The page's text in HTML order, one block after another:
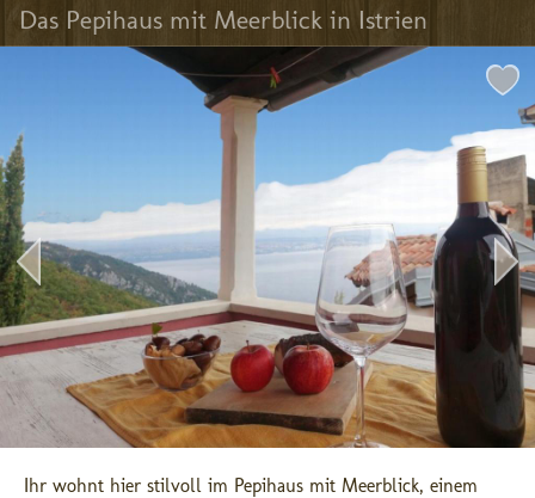
Das Pepihaus mit Meerblick in Istrien
Ihr wohnt hier stilvoll im Pepihaus mit Meerblick, einem